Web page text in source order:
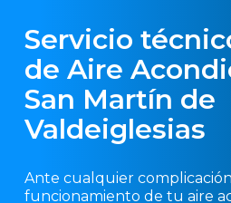
Servicio
de Aire
San Martín de
Valdeiglesias
Ante cualquier
funcionamiento de tu aire